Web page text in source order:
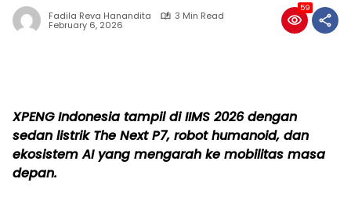
Fadila Reva Hanandita 3 Min Read
February 6, 2026
59
XPENG Indonesia tampil di IIMS 2026 dengan
sedan listrik The Next P7, robot humanoid, dan
ekosistem AI yang mengarah ke mobilitas masa
depan.